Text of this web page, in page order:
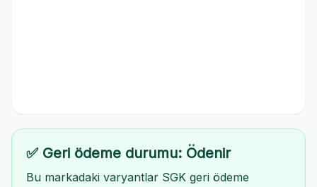
✅ Geri ödeme durumu: Ödenir
Bu markadaki varyantlar SGK geri ödeme